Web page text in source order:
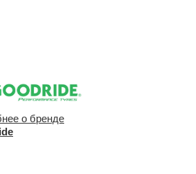
о бренде